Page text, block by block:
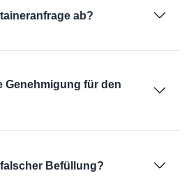
ab?
Genehmigung für den
Befüllung?